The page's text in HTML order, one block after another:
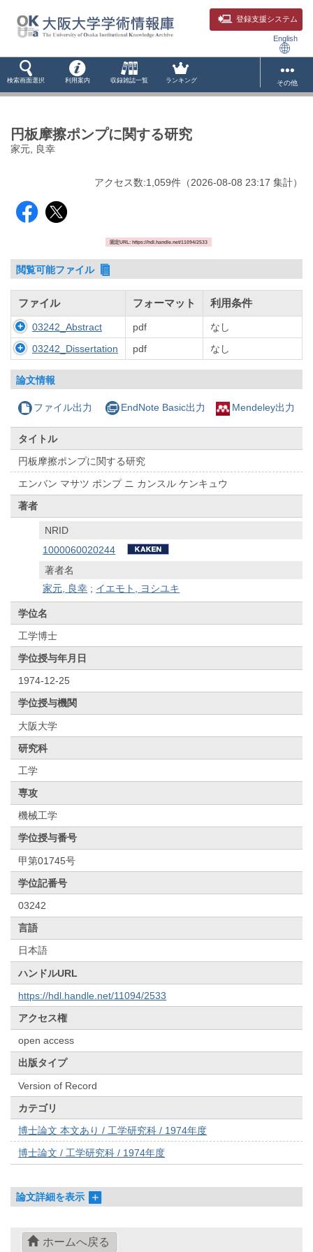
登録支援システム
English
検索画面選択 利用案内 収録雑誌一覧 ランキング その他
円板摩擦ポンプに関する研究
家元, 良幸
アクセス数:1,059件 （2026-08-08 23:17 集計）
固定URL: https://hdl.handle.net/11094/2533
閲覧可能ファイル
ファイル フォーマット 利用条件
03242_Abstract pdf
なし
03242_Dissertation
pdf なし
論文情報
ファイル出力 EndNote Basic出力 Mendeley出力
タイトル
円板摩擦ポンプに関する研究
エンバン マサツ ポンプ ニ カンスル ケンキュウ
著者
NRID
1000060020244
著者名
家元, 良幸 ; イエモト, ヨシユキ
学位名
工学博士
学位授与年月日
1974-12-25
学位授与機関
大阪大学
研究科
工学
専攻
機械工学
学位授与番号
甲第01745号
学位記番号
03242
言語
日本語
ハンドルURL
https://hdl.handle.net/11094/2533
アクセス権
open access
出版タイプ
Version of Record
カテゴリ
博士論文 本文あり / 工学研究科 / 1974年度
博士論文 / 工学研究科 / 1974年度
論文詳細を表示
ホームへ戻る